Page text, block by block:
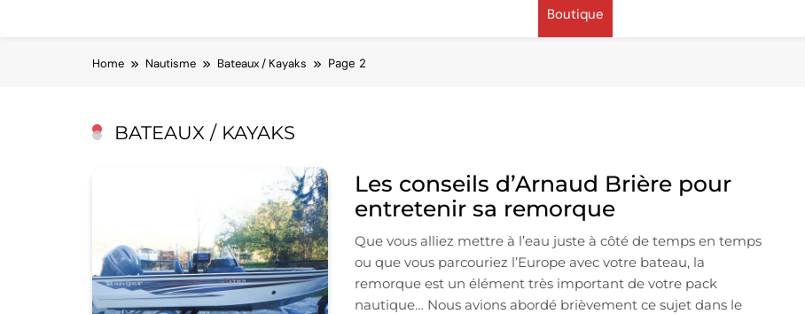
Boutique
Home Nautisme Bateaux / Kayaks Page 2
BATEAUX / KAYAKS
Les conseils d’Arnaud Brière pour
entretenir sa remorque
Que vous alliez mettre à l’eau juste à côté de temps en temps
ou que vous parcouriez l’Europe avec votre bateau, la
remorque est un élément très important de votre pack
nautique… Nous avions abordé brièvement ce sujet dans le